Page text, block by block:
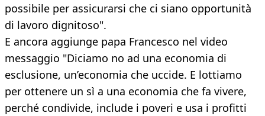
possibile per assicurarsi che ci siano opportunità
di lavoro dignitoso".
E ancora aggiunge papa Francesco nel video
messaggio "Diciamo no ad una economia di
esclusione, un’economia che uccide. E lottiamo
per ottenere un sì a una economia che fa vivere,
perché condivide, include i poveri e usa i profitti